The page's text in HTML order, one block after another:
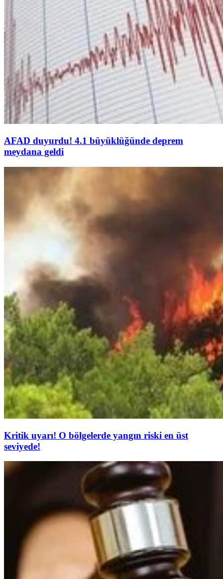
AFAD duyurdu! 4.1 büyüklüğünde deprem
meydana geldi
Kritik uyarı! O bölgelerde yangın riski en üst
seviyede!